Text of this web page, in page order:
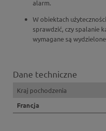
alarm.
W obiektach
sprawdzić, czy spalanie
wymagane są
Dane techniczne
Kraj pochodzenia
Francja